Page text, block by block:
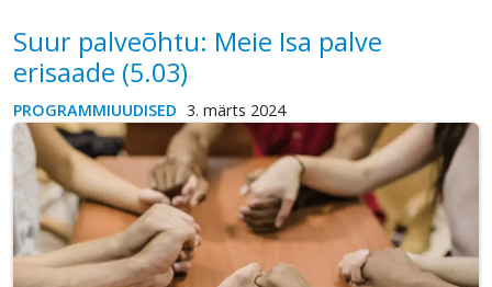
Suur palveõhtu: Meie Isa palve
erisaade (5.03)
PROGRAMMIUUDISED 3. märts 2024